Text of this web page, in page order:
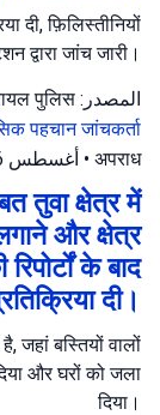
दी, फ़िलिस्तीनियों
द्वारा जांच जारी।
المصدر: इज़रायल पुलिस
पहचान जांचकर्ता
अपराध
• أغسطس 6, 2026 at 11:12 ص
तुवा क्षेत्र में
और क्षेत्र
के बाद
दी।
जहां बस्तियों वालों
और घरों को जला
दिया।